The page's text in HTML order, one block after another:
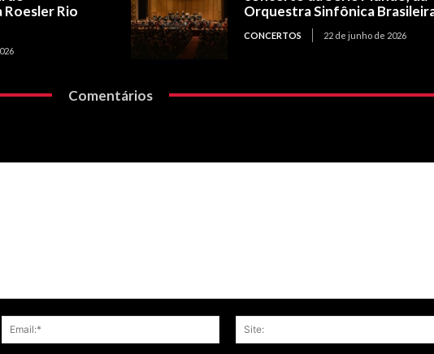
Roesler Rio
Orquestra Sinfônica
CONCERTOS 22 de junho de 2026
Comentários
Email:*